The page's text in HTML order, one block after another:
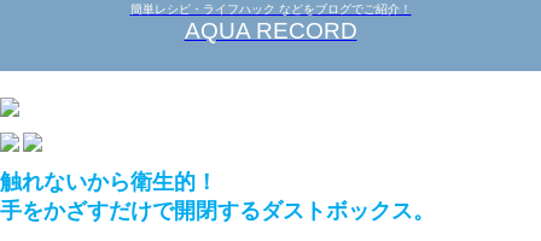
簡単レシピ・ライフハック などをブログでご紹介！
AQUA RECORD
触れないから衛生的！
手をかざすだけで開閉するダストボックス。